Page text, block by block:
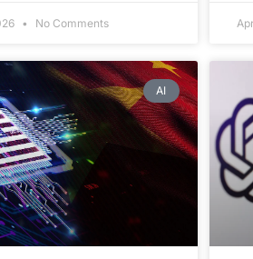
No Comments
AI